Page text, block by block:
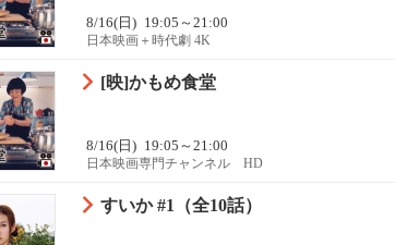
8/16(日) 19:05～21:00
日本映画＋時代劇 4K
[映]かもめ食堂
8/16(日) 19:05～21:00
日本映画専門チャンネル HD
すいか #1（全10話）